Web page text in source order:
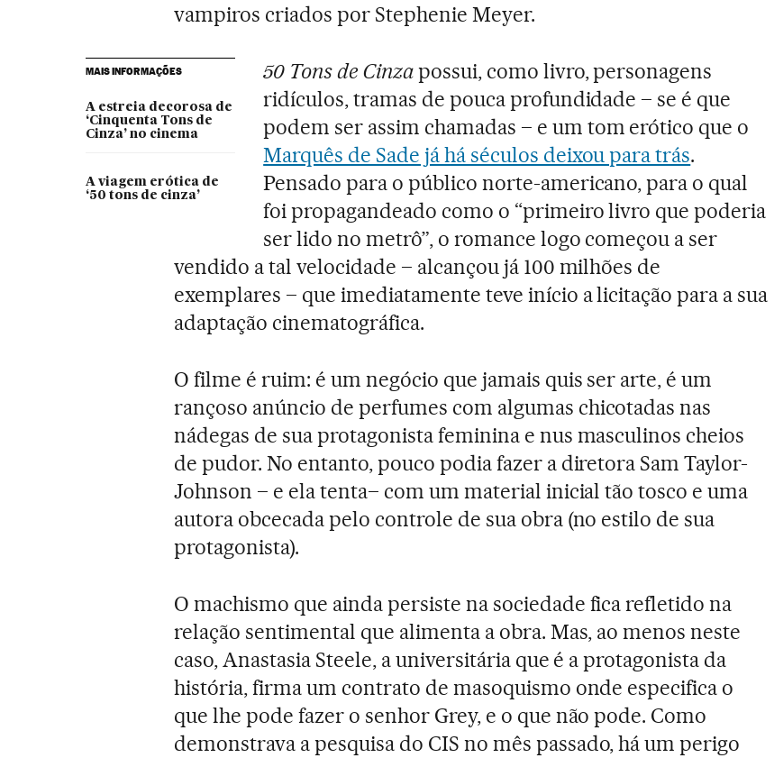
vampiros criados por Stephenie Meyer.
MAIS INFORMAÇÕES
A estreia decorosa de
‘Cinquenta Tons de
Cinza’ no cinema
A viagem erótica de
‘50 tons de cinza’
50 Tons de Cinzapossui, como livro, personagens
ridículos, tramas de pouca profundidade – se é que
podem ser assim chamadas – e um tom erótico que o
Marquês de Sade já há séculos deixou para trás.
Pensado para o público norte-americano, para o qual
foi propagandeado como o “primeiro livro que poderia
ser lido no metrô”, o romance logo começou a ser
vendido a tal velocidade – alcançou já 100 milhões de
exemplares – que imediatamente teve início a licitação para a sua
adaptação cinematográfica.
O filme é ruim: é um negócio que jamais quis ser arte, é um
rançoso anúncio de perfumes com algumas chicotadas nas
nádegas de sua protagonista feminina e nus masculinos cheios
de pudor. No entanto, pouco podia fazer a diretora Sam Taylor-
Johnson – e ela tenta– com um material inicial tão tosco e uma
autora obcecada pelo controle de sua obra (no estilo de sua
protagonista).
O machismo que ainda persiste na sociedade fica refletido na
relação sentimental que alimenta a obra. Mas, ao menos neste
caso, Anastasia Steele, a universitária que é a protagonista da
história, firma um contrato de masoquismo onde especifica o
que lhe pode fazer o senhor Grey, e o que não pode. Como
demonstrava a pesquisa do CIS no mês passado, há um perigo